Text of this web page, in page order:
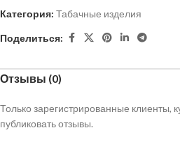
Категория: Табачные изделия
Поделиться:
Отзывы (0)
Только зарегистрированные клиенты,
публиковать отзывы.